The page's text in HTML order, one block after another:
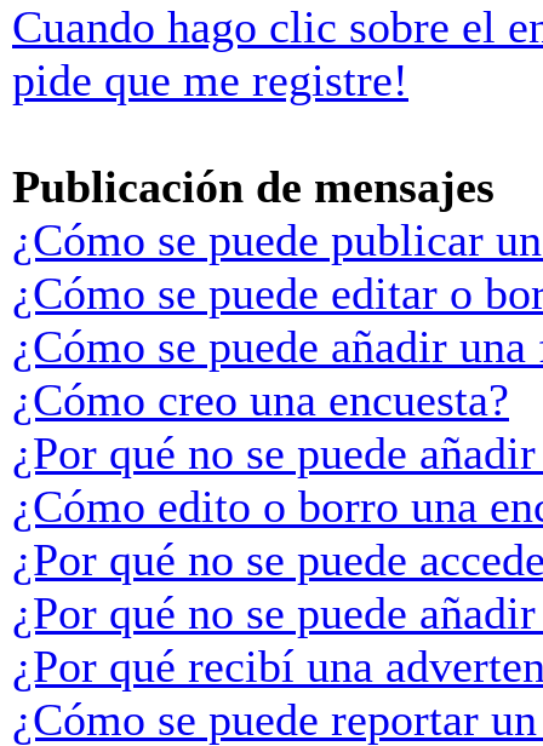
Cuando hago clic sobre el
pide que me registre!
Publicación de mensajes
¿Cómo se puede publicar
¿Cómo se puede editar o
¿Cómo se puede añadir
¿Cómo creo una encuesta?
¿Por qué no se puede
¿Cómo edito o borro una
¿Por qué no se puede
¿Por qué no se puede
¿Por qué recibí una
¿Cómo se puede reportar